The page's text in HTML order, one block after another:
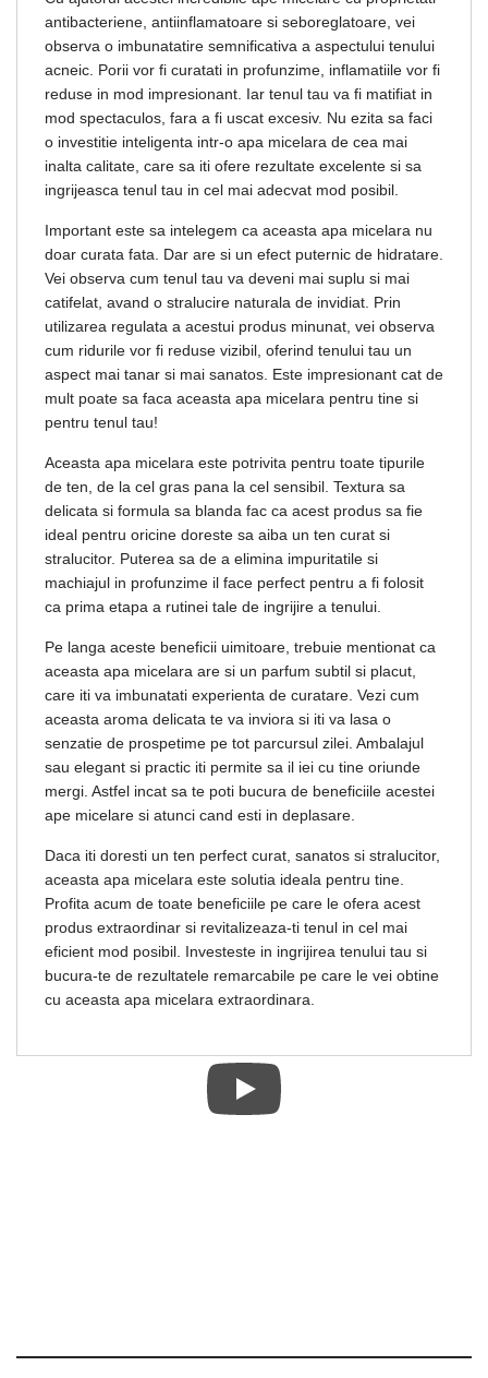
antibacteriene, antiinflamatoare si seboreglatoare, vei
observa o imbunatatire semnificativa a aspectului tenului
acneic. Porii vor fi curatati in profunzime, inflamatiile vor fi
reduse in mod impresionant. Iar tenul tau va fi matifiat in
mod spectaculos, fara a fi uscat excesiv. Nu ezita sa faci
o investitie inteligenta intr-o apa micelara de cea mai
inalta calitate, care sa iti ofere rezultate excelente si sa
ingrijeasca tenul tau in cel mai adecvat mod posibil.
Important este sa intelegem ca aceasta apa micelara nu
doar curata fata. Dar are si un efect puternic de hidratare.
Vei observa cum tenul tau va deveni mai suplu si mai
catifelat, avand o stralucire naturala de invidiat. Prin
utilizarea regulata a acestui produs minunat, vei observa
cum ridurile vor fi reduse vizibil, oferind tenului tau un
aspect mai tanar si mai sanatos. Este impresionant cat de
mult poate sa faca aceasta apa micelara pentru tine si
pentru tenul tau!
Aceasta apa micelara este potrivita pentru toate tipurile
de ten, de la cel gras pana la cel sensibil. Textura sa
delicata si formula sa blanda fac ca acest produs sa fie
ideal pentru oricine doreste sa aiba un ten curat si
stralucitor. Puterea sa de a elimina impuritatile si
machiajul in profunzime il face perfect pentru a fi folosit
ca prima etapa a rutinei tale de ingrijire a tenului.
Pe langa aceste beneficii uimitoare, trebuie mentionat ca
aceasta apa micelara are si un parfum subtil si placut,
care iti va imbunatati experienta de curatare. Vezi cum
aceasta aroma delicata te va inviora si iti va lasa o
senzatie de prospetime pe tot parcursul zilei. Ambalajul
sau elegant si practic iti permite sa il iei cu tine oriunde
mergi. Astfel incat sa te poti bucura de beneficiile acestei
ape micelare si atunci cand esti in deplasare.
Daca iti doresti un ten perfect curat, sanatos si stralucitor,
aceasta apa micelara este solutia ideala pentru tine.
Profita acum de toate beneficiile pe care le ofera acest
produs extraordinar si revitalizeaza-ti tenul in cel mai
eficient mod posibil. Investeste in ingrijirea tenului tau si
bucura-te de rezultatele remarcabile pe care le vei obtine
cu aceasta apa micelara extraordinara.